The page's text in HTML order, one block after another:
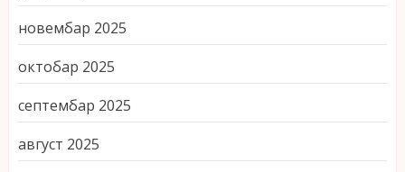
новембар 2025
октобар 2025
септембар 2025
август 2025